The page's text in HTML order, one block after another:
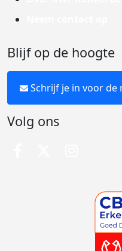
Blijf op de hoogte
Schrijf je in voor de
Volg ons